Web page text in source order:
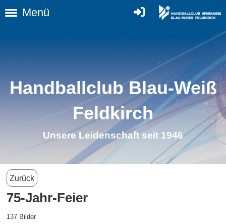
Menü
Handballclub Blau-Weiß
Feldkirch
Unsere Leidenschaft seit 1946
Zurück
75-Jahr-Feier
137 Bilder